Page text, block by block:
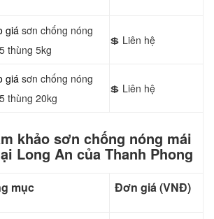
giá sơn chống nóng
thùng 5kg
💲 Liên hệ
giá sơn chống nóng
thùng 20kg
💲 Liên hệ
khảo sơn chống nóng mái
Long An của Thanh Phong
mục Đơn giá (VNĐ)